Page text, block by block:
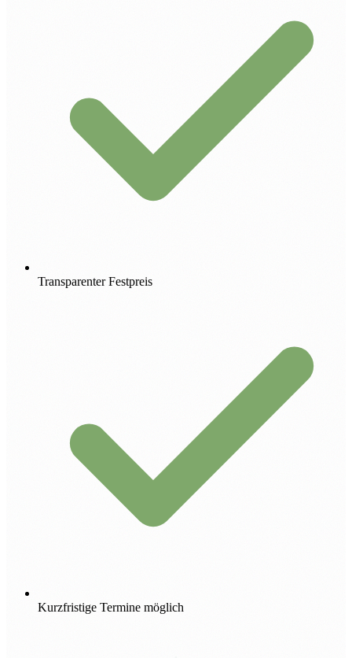
Transparenter Festpreis
Kurzfristige Termine möglich